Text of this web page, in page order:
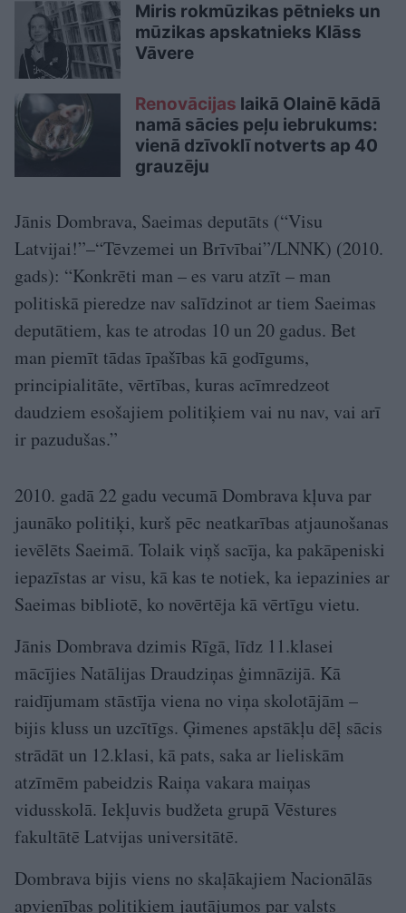
Miris rokmūzikas pētnieks un
mūzikas apskatnieks Klāss
Vāvere
Renovācijas laikā Olainē kādā
namā sācies peļu iebrukums:
vienā dzīvoklī notverts ap 40
grauzēju
Jānis Dombrava, Saeimas deputāts (“Visu
Latvijai!”–“Tēvzemei un Brīvībai”/LNNK) (2010.
gads): “Konkrēti man – es varu atzīt – man
politiskā pieredze nav salīdzinot ar tiem Saeimas
deputātiem, kas te atrodas 10 un 20 gadus. Bet
man piemīt tādas īpašības kā godīgums,
principialitāte, vērtības, kuras acīmredzeot
daudziem esošajiem politiķiem vai nu nav, vai arī
ir pazudušas.”
2010. gadā 22 gadu vecumā Dombrava kļuva par
jaunāko politiķi, kurš pēc neatkarības atjaunošanas
ievēlēts Saeimā. Tolaik viņš sacīja, ka pakāpeniski
iepazīstas ar visu, kā kas te notiek, ka iepazinies ar
Saeimas bibliotē, ko novērtēja kā vērtīgu vietu.
Jānis Dombrava dzimis Rīgā, līdz 11.klasei
mācījies Natālijas Draudziņas ģimnāzijā. Kā
raidījumam stāstīja viena no viņa skolotājām –
bijis kluss un uzcītīgs. Ģimenes apstākļu dēļ sācis
strādāt un 12.klasi, kā pats, saka ar lieliskām
atzīmēm pabeidzis Raiņa vakara maiņas
vidusskolā. Iekļuvis budžeta grupā Vēstures
fakultātē Latvijas universitātē.
Dombrava bijis viens no skaļākajiem Nacionālās
apvienības politiķiem jautājumos par valsts